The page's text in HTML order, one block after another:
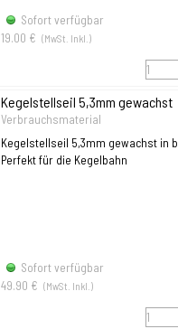
Sofort verfügbar
19.00 € (MwSt. Inkl.)
Kegelstellseil 5,3mm gewachst
Verbrauchsmaterial
Kegelstellseil 5,3mm gewachst in
Perfekt für die Kegelbahn
Sofort verfügbar
49.90 € (MwSt. Inkl.)